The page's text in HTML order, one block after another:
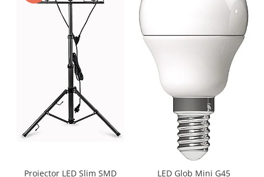
Proiector LED Slim SMD
LED Glob Mini G45